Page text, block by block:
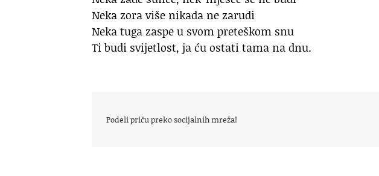
Neka zora više nikada ne zarudi
Neka tuga zaspe u svom preteškom snu
Ti budi svijetlost, ja ću ostati tama na dnu.
Podeli priču preko socijalnih mreža!